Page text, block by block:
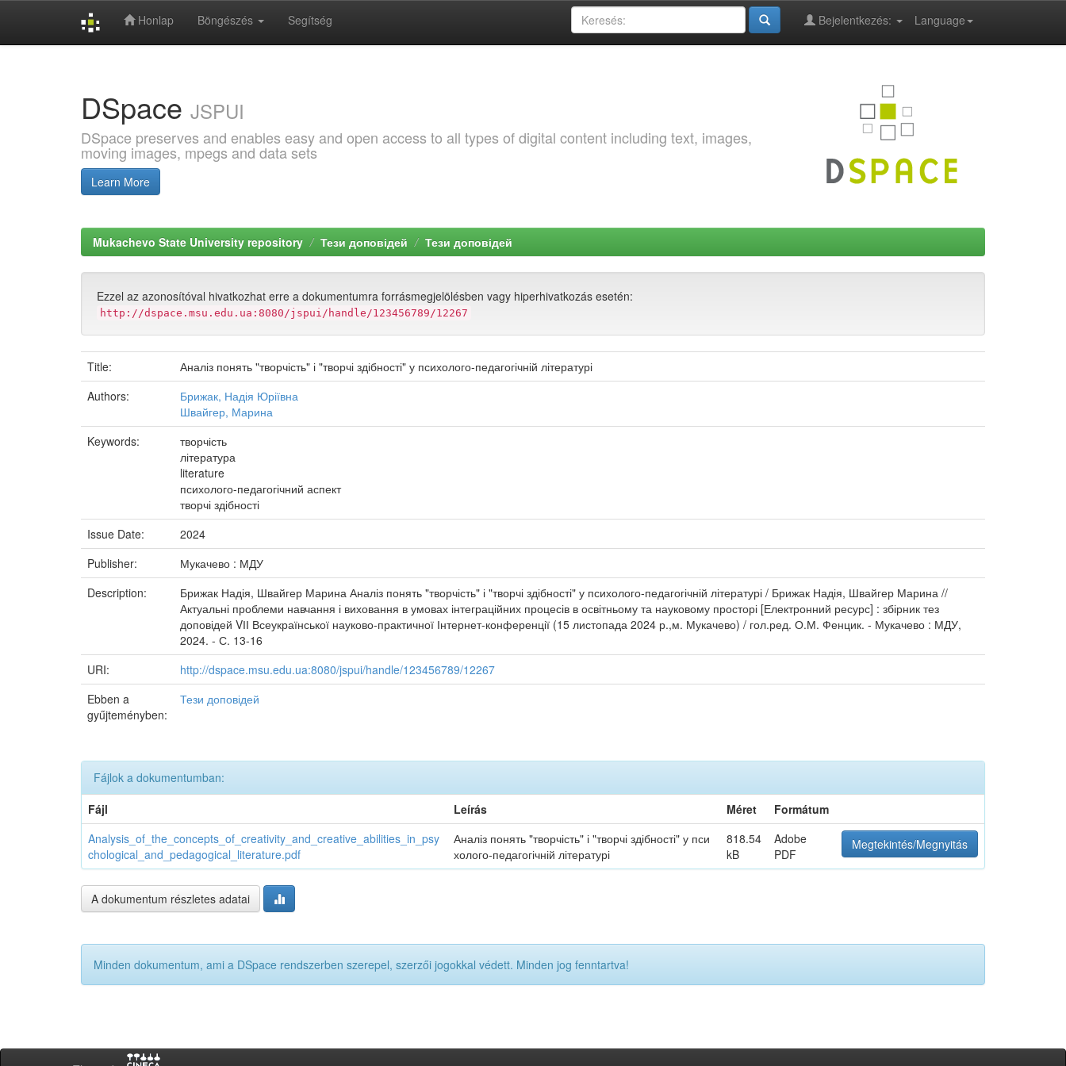
Honlap Böngészés Segítség Language
Bejelentkezés:
DSpace JSPUI
DSpace preserves and enables easy and open access to all types of digital content including text, images,
moving images, mpegs and data sets
Learn More
Mukachevo State University repository Тези доповідей Тези доповідей
Ezzel az azonosítóval hivatkozhat erre a dokumentumra forrásmegjelölésben vagy hiperhivatkozás esetén:
http://dspace.msu.edu.ua:8080/jspui/handle/123456789/12267
Title:
Аналіз понять "творчість" і "творчі здібності" у психолого-педагогічній літературі
Authors:
Брижак, Надія Юріївна
Швайгер, Марина
Keywords:
творчість
література
literature
психолого-педагогічний аспект
творчі здібності
Issue Date:
2024
Publisher:
Мукачево : МДУ
Description:
Брижак Надія, Швайгер Марина Аналіз понять "творчість" і "творчі здібності" у психолого-педагогічній літературі / Брижак Надія, Швайгер Марина //
Актуальні проблеми навчання і виховання в умовах інтеграційних процесів в освітньому та науковому просторі [Електронний ресурс] : збірник тез
доповідей VІІ Всеукраїнської науково-практичної Інтернет-конференції (15 листопада 2024 р.,м. Мукачево) / гол.ред. О.М. Фенцик. - Мукачево : МДУ,
2024. - С. 13-16
URI:
http://dspace.msu.edu.ua:8080/jspui/handle/123456789/12267
Ebben a
gyűjteményben:
Тези доповідей
Fájlok a dokumentumban:
Fájl
Leírás Méret
Formátum
Analysis_of_the_concepts_of_creativity_and_creative_abilities_in_psy
chological_and_pedagogical_literature.pdf
Аналіз понять "творчість" і "творчі здібності" у пси
холого-педагогічній літературі
818.54
kB
Adobe
PDF
Megtekintés/Megnyitás
A dokumentum részletes adatai
Minden dokumentum, ami a DSpace rendszerben szerepel, szerzői jogokkal védett. Minden jog fenntartva!